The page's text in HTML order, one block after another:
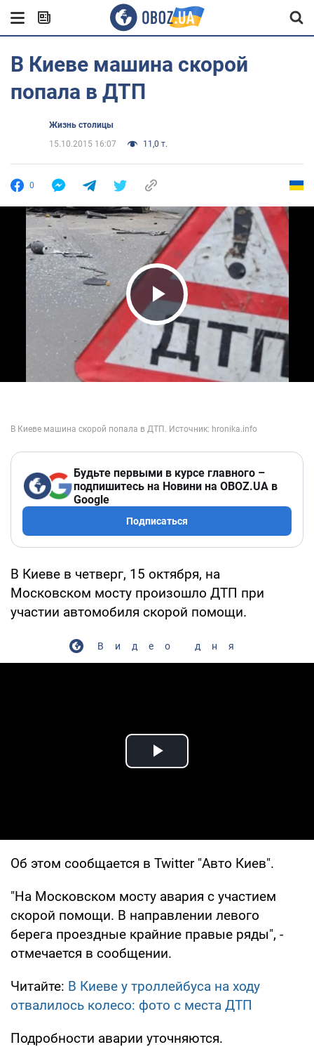
В Киеве машина скорой
попала в ДТП
Жизнь столицы
15.10.2015 16:07
11,0 т.
0
Play Video
Будьте первыми в курсе главного –
подпишитесь на Новини на OBOZ.UA в
Google
Подписаться
В Киеве в четверг, 15 октября, на
Московском мосту произошло ДТП при
участии автомобиля скорой помощи.
Видео дня
Play Video
Об этом сообщается в Twitter "Авто Киев".
"На Московском мосту авария с участием
скорой помощи. В направлении левого
берега проездные крайние правые ряды", -
отмечается в сообщении.
Читайте: В Киеве у троллейбуса на ходу
отвалилось колесо: фото с места ДТП
Подробности аварии уточняются.